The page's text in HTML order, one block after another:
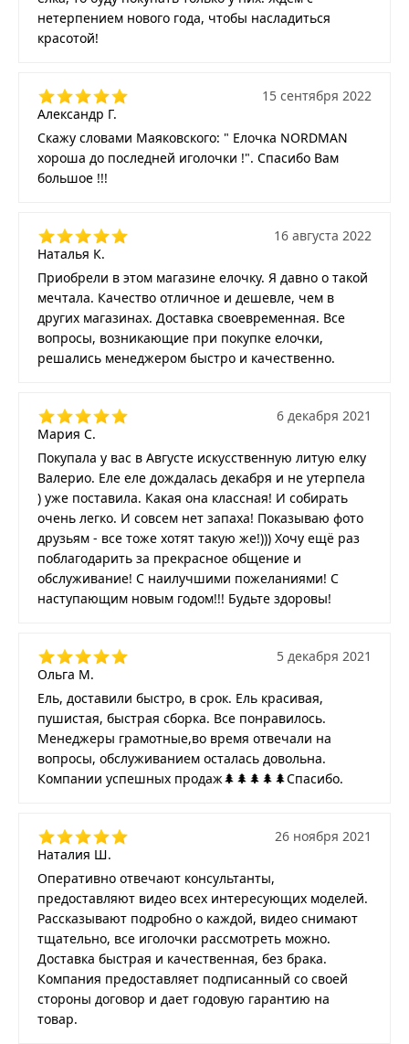
нетерпением нового года, чтобы насладиться
красотой!
Александр Г.
15 сентября 2022
Скажу словами Маяковского: " Елочка NORDMAN
хороша до последней иголочки !". Спасибо Вам
большое !!!
Наталья К.
16 августа 2022
Приобрели в этом магазине елочку. Я давно о такой
мечтала. Качество отличное и дешевле, чем в
других магазинах. Доставка своевременная. Все
вопросы, возникающие при покупке елочки,
решались менеджером быстро и качественно.
Мария С.
6 декабря 2021
Покупала у вас в Августе искусственную литую елку
Валерио. Еле еле дождалась декабря и не утерпела
) уже поставила. Какая она классная! И собирать
очень легко. И совсем нет запаха! Показываю фото
друзьям - все тоже хотят такую же!))) Хочу ещё раз
поблагодарить за прекрасное общение и
обслуживание! С наилучшими пожеланиями! С
наступающим новым годом!!! Будьте здоровы!
Ольга М.
5 декабря 2021
Ель, доставили быстро, в срок. Ель красивая,
пушистая, быстрая сборка. Все понравилось.
Менеджеры грамотные,во время отвечали на
вопросы, обслуживанием осталась довольна.
Компании успешных продаж🌲🌲🌲🌲🌲Спасибо.
Наталия Ш.
26 ноября 2021
Оперативно отвечают консультанты,
предоставляют видео всех интересующих моделей.
Рассказывают подробно о каждой, видео снимают
тщательно, все иголочки рассмотреть можно.
Доставка быстрая и качественная, без брака.
Компания предоставляет подписанный со своей
стороны договор и дает годовую гарантию на
товар.